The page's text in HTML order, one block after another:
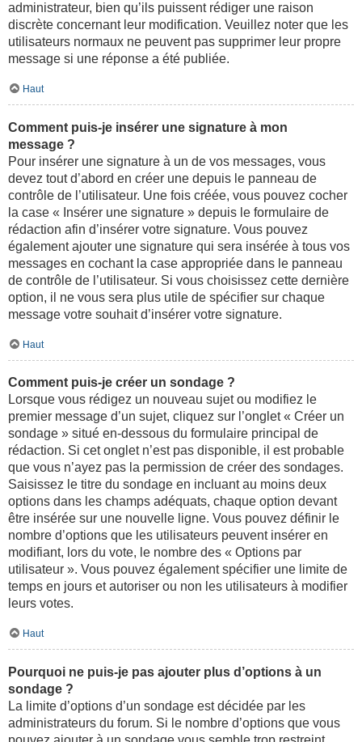
administrateur, bien qu’ils puissent rédiger une raison
discrète concernant leur modification. Veuillez noter que les
utilisateurs normaux ne peuvent pas supprimer leur propre
message si une réponse a été publiée.
Haut
Comment puis-je insérer une signature à mon
message ?
Pour insérer une signature à un de vos messages, vous
devez tout d’abord en créer une depuis le panneau de
contrôle de l’utilisateur. Une fois créée, vous pouvez cocher
la case « Insérer une signature » depuis le formulaire de
rédaction afin d’insérer votre signature. Vous pouvez
également ajouter une signature qui sera insérée à tous vos
messages en cochant la case appropriée dans le panneau
de contrôle de l’utilisateur. Si vous choisissez cette dernière
option, il ne vous sera plus utile de spécifier sur chaque
message votre souhait d’insérer votre signature.
Haut
Comment puis-je créer un sondage ?
Lorsque vous rédigez un nouveau sujet ou modifiez le
premier message d’un sujet, cliquez sur l’onglet « Créer un
sondage » situé en-dessous du formulaire principal de
rédaction. Si cet onglet n’est pas disponible, il est probable
que vous n’ayez pas la permission de créer des sondages.
Saisissez le titre du sondage en incluant au moins deux
options dans les champs adéquats, chaque option devant
être insérée sur une nouvelle ligne. Vous pouvez définir le
nombre d’options que les utilisateurs peuvent insérer en
modifiant, lors du vote, le nombre des « Options par
utilisateur ». Vous pouvez également spécifier une limite de
temps en jours et autoriser ou non les utilisateurs à modifier
leurs votes.
Haut
Pourquoi ne puis-je pas ajouter plus d’options à un
sondage ?
La limite d’options d’un sondage est décidée par les
administrateurs du forum. Si le nombre d’options que vous